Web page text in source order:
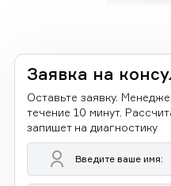
Заявка на
Оставьте заявку.
течение 10 минут.
запишет на диагностику